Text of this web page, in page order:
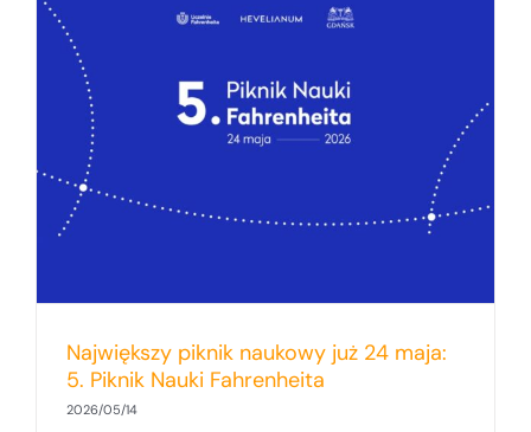
Największy piknik naukowy już 24 maja:
5. Piknik Nauki Fahrenheita
2026/05/14